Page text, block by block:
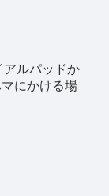
アルパッドか
にかける場